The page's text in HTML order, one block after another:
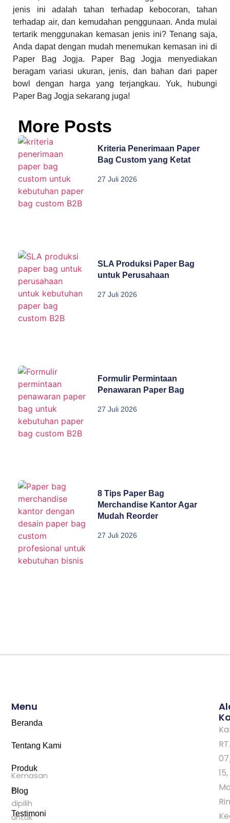
jenis ini adalah tahan terhadap kebocoran, tahan
terhadap air, dan kemudahan penggunaan. Anda mulai
tertarik menggunakan kemasan jenis ini? Tenang saja,
Anda dapat dengan mudah menemukan kemasan ini di
Paper Bag Jogja. Paper Bag Jogja menyediakan
beragam variasi ukuran, jenis, dan bahan dari paper
bowl dengan harga yang terjangkau. Yuk, hubungi
Paper Bag Jogja sekarang juga!
More Posts
Kriteria Penerimaan Paper
Bag Custom yang Ketat
27 Juli 2026
SLA Produksi Paper Bag
untuk Perusahaan
27 Juli 2026
Formulir Permintaan
Penawaran Paper Bag
27 Juli 2026
8 Tips Paper Bag
Merchandise Kantor Agar
Mudah Reorder
27 Juli 2026
Kemasan
ini
dipilih
untuk
Menu
Beranda
Tentang Kami
Produk
Blog
Testimoni
RT.
15,